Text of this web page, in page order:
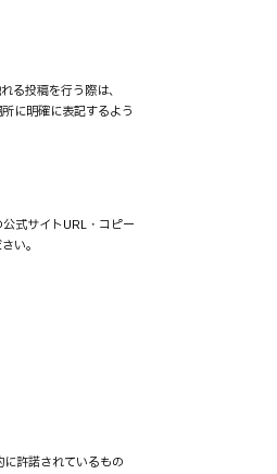
る投稿を行う際は、
に明確に表記するよう
式サイトURL・コピー
い。
許諾されているもの